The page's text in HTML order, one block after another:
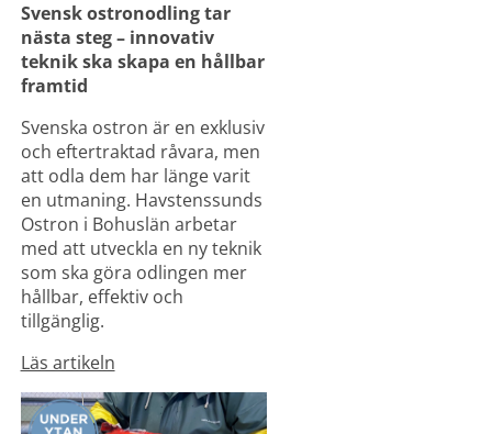
Svensk ostronodling tar
nästa steg – innovativ
teknik ska skapa en hållbar
framtid
Svenska ostron är en exklusiv
och eftertraktad råvara, men
att odla dem har länge varit
en utmaning. Havstenssunds
Ostron i Bohuslän arbetar
med att utveckla en ny teknik
som ska göra odlingen mer
hållbar, effektiv och
tillgänglig.
Läs artikeln